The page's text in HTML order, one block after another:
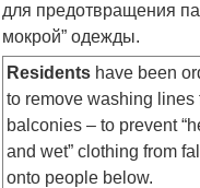
для предотвращения
мокрой” одежды.
Residents have been
to remove washing lines
balconies – to prevent
and wet” clothing from
onto people below.